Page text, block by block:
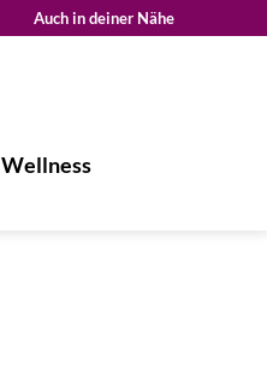
Auch in deiner Nähe
Wellness